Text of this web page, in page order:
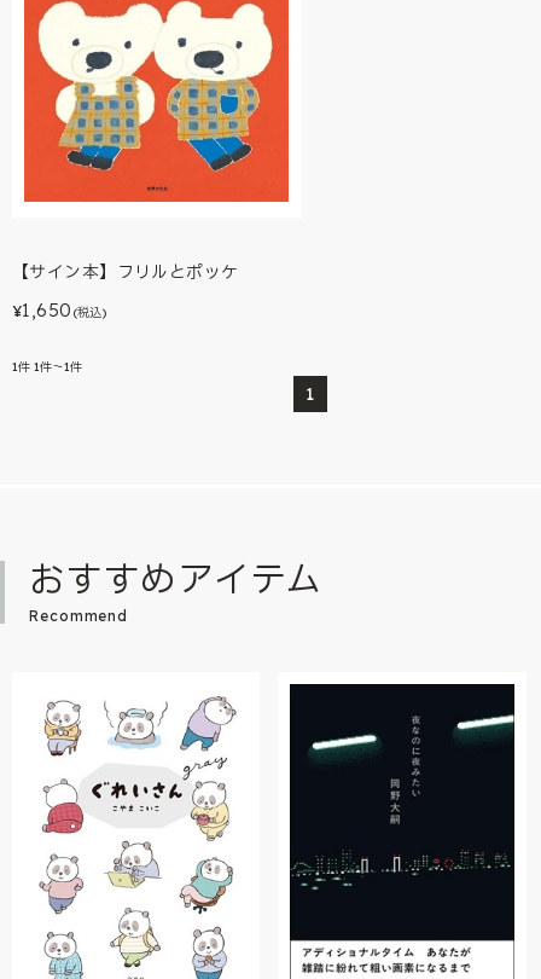
【サイン本】フリルとポッケ
¥1,650 (税込)
1件 1件～1件
1
おすすめアイテム
Recommend